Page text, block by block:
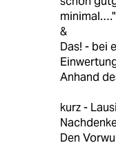
&
Das! - bei
Anhand
kurz -
Den